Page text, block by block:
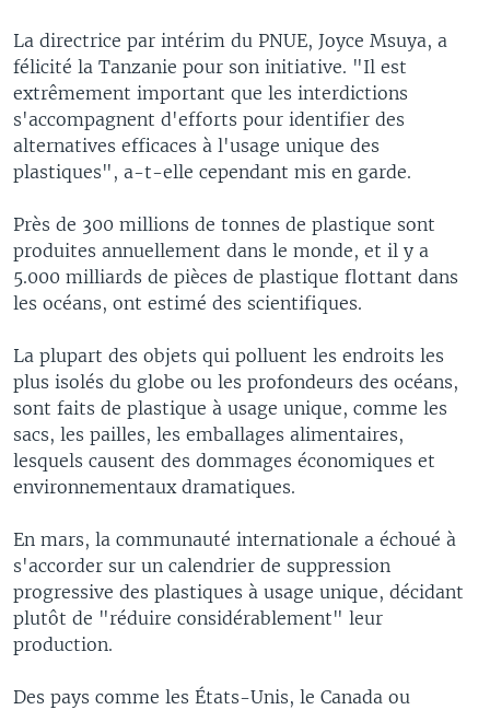
La directrice par intérim du PNUE, Joyce Msuya, a
félicité la Tanzanie pour son initiative. "Il est
extrêmement important que les interdictions
s'accompagnent d'efforts pour identifier des
alternatives efficaces à l'usage unique des
plastiques", a-t-elle cependant mis en garde.
Près de 300 millions de tonnes de plastique sont
produites annuellement dans le monde, et il y a
5.000 milliards de pièces de plastique flottant dans
les océans, ont estimé des scientifiques.
La plupart des objets qui polluent les endroits les
plus isolés du globe ou les profondeurs des océans,
sont faits de plastique à usage unique, comme les
sacs, les pailles, les emballages alimentaires,
lesquels causent des dommages économiques et
environnementaux dramatiques.
En mars, la communauté internationale a échoué à
s'accorder sur un calendrier de suppression
progressive des plastiques à usage unique, décidant
plutôt de "réduire considérablement" leur
production.
Des pays comme les États-Unis, le Canada ou